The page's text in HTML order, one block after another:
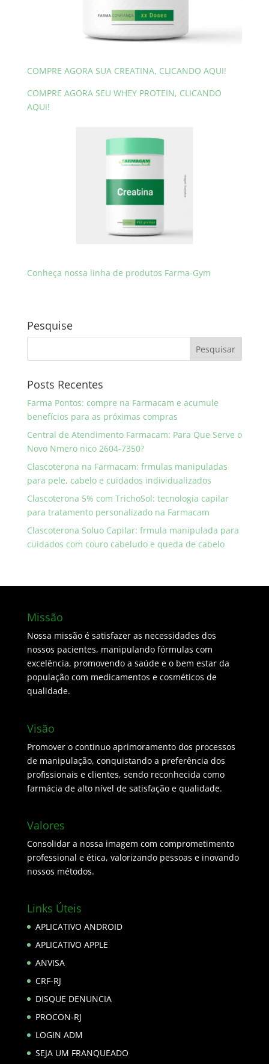
COMPRE AGORA SUA CREATINA, CLICANDO AQUI!
COMPRE AGORA SEU WHEY PROTEIN, CLICANDO
AQUI!
Conheça nossa linha de produtos Farma-Gym
Pesquise
Posts Recentes
Farma Pontos: compre na Farmacam e acumule
benefícios para as próximas compras
Central de Atendimento Farmacam: Para Que Serve o
Novo Nmero nico 2604-7350?
Clascoterona na Farmacam: frmulas manipuladas
para pele, cabelo e cuidados individualizados
Clascoterona 5% com TrichoSol: tecnologia capilar
para tratamento personalizado na Farmacam
Clascoterona Soluo Capilar: frmula manipulada para
cuidados com couro cabeludo e queda de cabelo
Missão
Nossa missão é satisfazer as necessidades dos
nossos pacientes, manipulando fórmulas com
excelência, promovendo a saúde e o bem estar da
população com medicamentos e cosméticos de
qualidade.
Visão
Promover o continuo aprimoramento dos processos
de manipulação, conquistando a preferência dos
profissionais e clientes, sendo reconhecida como
farmácia de alto nível de satisfação e qualidade.
Valores
Consolidar a nossa imagem com comprometimento
professional e ética, valorizando pessoas e inovando
nossos métodos.
Links Úteis
APLICATIVO ANDROID
APLICATIVO APPLE
ANVISA
CRF-RJ
DISQUE DENUNCIA
PROCON-RJ
LOGIN ADM
SEJA UM FRANQUEADO